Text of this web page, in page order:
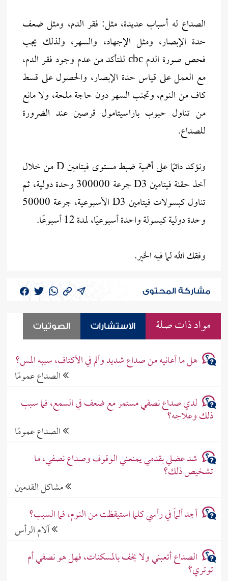
الصداع له أسباب عديدة، مثل: فقر الدم، ومثل ضعف
حدة الإبصار، ومثل الإجهاد، والسهر، ولذلك يجب
فحص صورة الدم cbc للتأكد من عدم وجود فقر الدم،
مع العمل على قياس حدة الإبصار، والحصول على قسط
كاف من النوم، وتجنب السهر دون حاجة ملحة، ولا مانع
من تناول حبوب باراسيتامول قرصين عند الضرورة
للصداع.
ونؤكد دائمًا على أهمية ضبط مستوى فيتامين D من خلال
أخذ حقنة فيتامين D3 جرعة 300000 وحدة دولية، ثم
تناول كبسولات فيتامين D3 الأسبوعية، جرعة 50000
وحدة دولية كبسولة واحدة أسبوعيًا، لمدة 12 أسبوعًا.
وفقك الله لما فيه الخير.
مشاركة المحتوى
مواد ذات صلة الاستشارات الصوتيات
هل ما أعانيه من صداع شديد وألم في الأكتاف، سببه المس؟
الصداع عمومًا
لدي صداع نصفي مستمر مع ضعف في السمع، فما سبب
ذلك وعلاجه؟
الصداع عمومًا
شد عضلي بقدمي يمنعني الوقوف وصداع نصفي، ما
تشخيص ذلك؟
مشاكل القدمين
أجد ألماً في رأسي كلما استيقظت من النوم، فما السبب؟
آلام الرأس
الصداع أتعبني ولا يخف بالمسكنات، فهل هو نصفي أم
توتري؟